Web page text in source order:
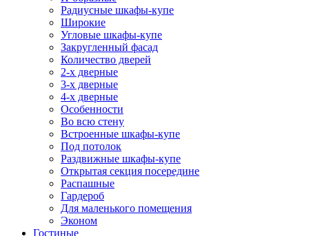
Радиусные шкафы-купе
Широкие
Угловые шкафы-купе
Закругленный фасад
Количество дверей
2-х дверные
3-х дверные
4-х дверные
Особенности
Во всю стену
Встроенные шкафы-купе
Под потолок
Раздвижные шкафы-купе
Открытая секция посередине
Распашные
Гардероб
Для маленького помещения
Эконом
Гостиные